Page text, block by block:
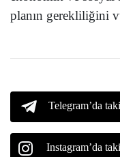
planın gerekliliğini
Telegram’da
Instagram’da